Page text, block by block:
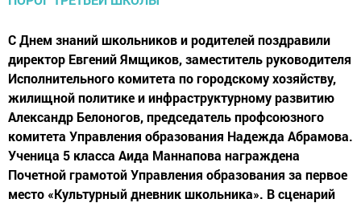
С Днем знаний школьников и родителей поздравили
директор Евгений Ямщиков, заместитель руководителя
Исполнительного комитета по городскому хозяйству,
жилищной политике и инфраструктурному развитию
Александр Белоногов, председатель профсоюзного
комитета Управления образования Надежда Абрамова.
Ученица 5 класса Аида Маннапова награждена
Почетной грамотой Управления образования за первое
место «Культурный дневник школьника». В сценарий